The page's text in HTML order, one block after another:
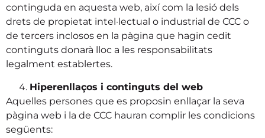
continguda en aquesta web, així com la lesió dels
drets de propietat intel·lectual o industrial de CCC o
de tercers inclosos en la pàgina que hagin cedit
continguts donarà lloc a les responsabilitats
legalment establertes.
Hiperenllaços i continguts del web
Aquelles persones que es proposin enllaçar la seva
pàgina web i la de CCC hauran complir les condicions
següents: